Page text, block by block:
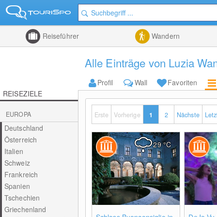
Reiseführer Wandern
Alle Einträge von Luzia
Profil Wall Favoriten
REISEZIELE
EUROPA
Deutschland
Österreich
Italien
Schweiz
Frankreich
Spanien
Tschechien
Griechenland
Erste Vorherige 1 2 Nächste
29°C